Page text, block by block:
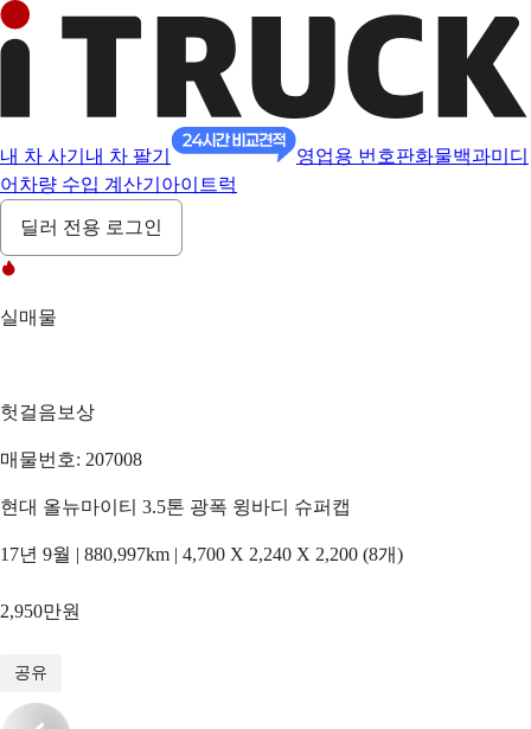
내 차 사기 내 차 팔기 영업용 번호판화물백과미디
어 차량 수입 계산기 아이트럭
딜러 전용 로그인
실매물
헛걸음보상
매물번호: 207008
현대 올뉴마이티 3.5톤 광폭 윙바디 슈퍼캡
17년 9월 | 880,997km | 4,700 X 2,240 X 2,200 (8개)
2,950만원
공유
/14